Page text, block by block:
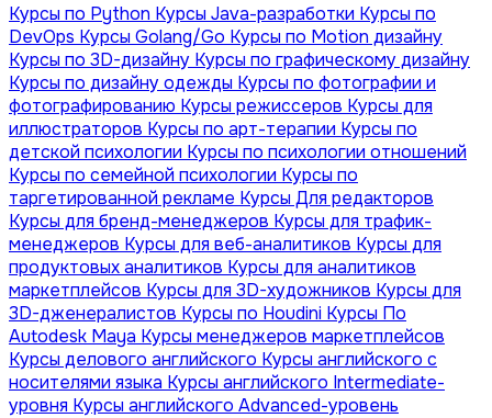
Курсы по Python Курсы Java-разработки Курсы по
DevOps Курсы Golang/Go Курсы по Motion дизайну
Курсы по 3D-дизайну Курсы по графическому дизайну
Курсы по дизайну одежды Курсы по фотографии и
фотографированию Курсы режиссеров Курсы для
иллюстраторов Курсы по арт-терапии Курсы по
детской психологии Курсы по психологии отношений
Курсы по семейной психологии Курсы по
таргетированной рекламе Курсы Для редакторов
Курсы для бренд-менеджеров Курсы для трафик-
менеджеров Курсы для веб-аналитиков Курсы для
продуктовых аналитиков Курсы для аналитиков
маркетплейсов Курсы для 3D-художников Курсы для
3D-дженералистов Курсы по Houdini Курсы По
Autodesk Maya Курсы менеджеров маркетплейсов
Курсы делового английского Курсы английского с
носителями языка Курсы английского Intermediate-
уровня Курсы английского Advanced-уровень